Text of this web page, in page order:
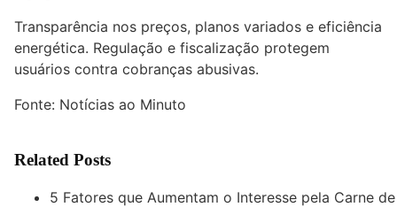
Transparência nos preços, planos variados e eficiência
energética. Regulação e fiscalização protegem
usuários contra cobranças abusivas.
Fonte: Notícias ao Minuto
Related Posts
5 Fatores que Aumentam o Interesse pela Carne de